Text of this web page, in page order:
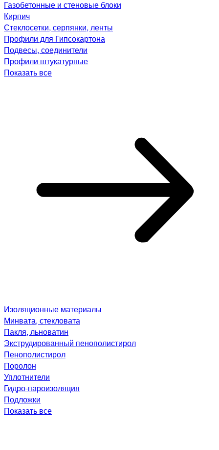
Газобетонные и стеновые блоки
Кирпич
Стеклосетки, серпянки, ленты
Профили для Гипсокартона
Подвесы, соединители
Профили штукатурные
Показать все
Изоляционные материалы
Минвата, стекловата
Пакля, льноватин
Экструдированный пенополистирол
Пенополистирол
Поролон
Уплотнители
Гидро-пароизоляция
Подложки
Показать все